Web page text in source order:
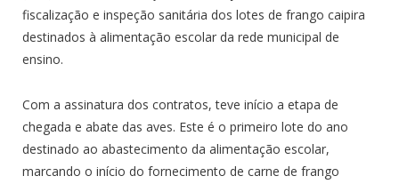
fiscalização e inspeção sanitária dos lotes de frango caipira
destinados à alimentação escolar da rede municipal de
ensino.
Com a assinatura dos contratos, teve início a etapa de
chegada e abate das aves. Este é o primeiro lote do ano
destinado ao abastecimento da alimentação escolar,
marcando o início do fornecimento de carne de frango